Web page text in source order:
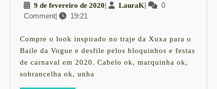
LOOK
DA
XUXA
PARA
O
BAILE
9 de fevereiro de 20209
de
2020
| LauraKLauraK
|
0
Comment| 19:21
Compre o look inspirado no traje da Xuxa para o
Baile da Vogue e desfile pelos bloquinhos e festas
de carnaval em 2020. Cabelo ok, marquinha ok,
sobrancelha ok, unha